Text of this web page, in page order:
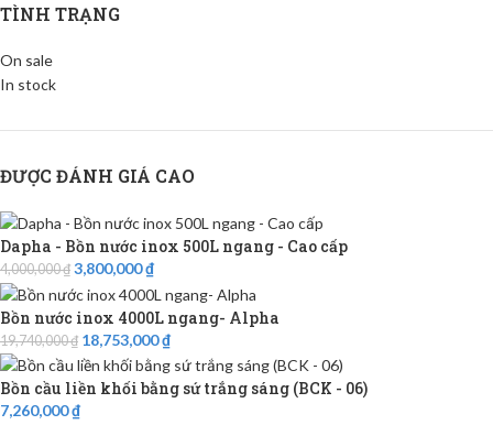
TÌNH TRẠNG
On sale
In stock
ĐƯỢC ĐÁNH GIÁ CAO
Dapha - Bồn nước inox 500L ngang - Cao cấp
4,000,000₫ 3,800,000₫
Bồn nước inox 4000L ngang- Alpha
19,740,000₫ 18,753,000₫
Bồn cầu liền khối bằng sứ trắng sáng (BCK - 06)
7,260,000₫